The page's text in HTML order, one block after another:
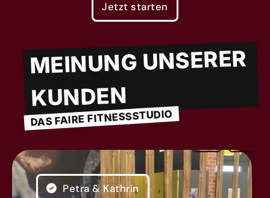
Jetzt starten
MEINUNG UNSERER
KUNDEN
DAS FAIRE FITNESSSTUDIO
Petra & Kathrin